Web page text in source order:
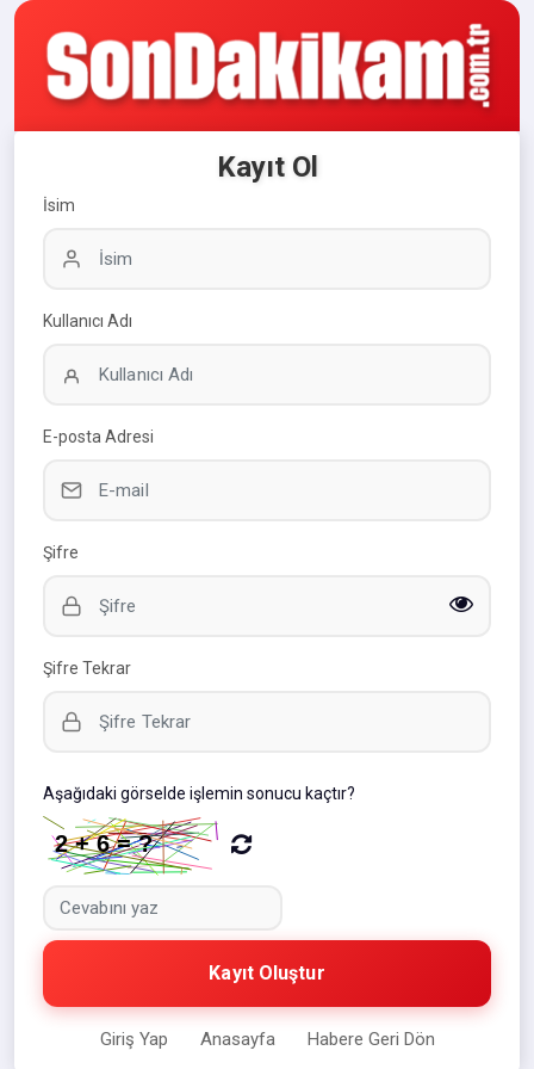
Kayıt Ol
İsim
Kullanıcı Adı
E-posta Adresi
Şifre
Şifre Tekrar
Aşağıdaki görselde işlemin sonucu kaçtır?
Kayıt Oluştur
Giriş Yap Anasayfa Habere Geri Dön